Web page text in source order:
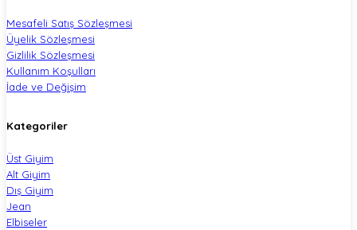
Mesafeli Satış Sözleşmesi
Üyelik Sözleşmesi
Gizlilik Sözleşmesi
Kullanım Koşulları
İade ve Değişim
Kategoriler
Üst Giyim
Alt Giyim
Dış Giyim
Jean
Elbiseler